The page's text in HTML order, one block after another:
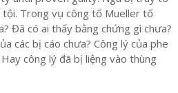
tội. Trong vụ công tố Mueller tố
Đã có ai thấy bằng chứng gì chưa?
các bị cáo chưa? Công lý của phe
công lý đã bị liệng vào thùng